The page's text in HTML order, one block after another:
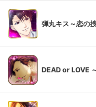
弾丸キス～恋の
DEAD or LOVE